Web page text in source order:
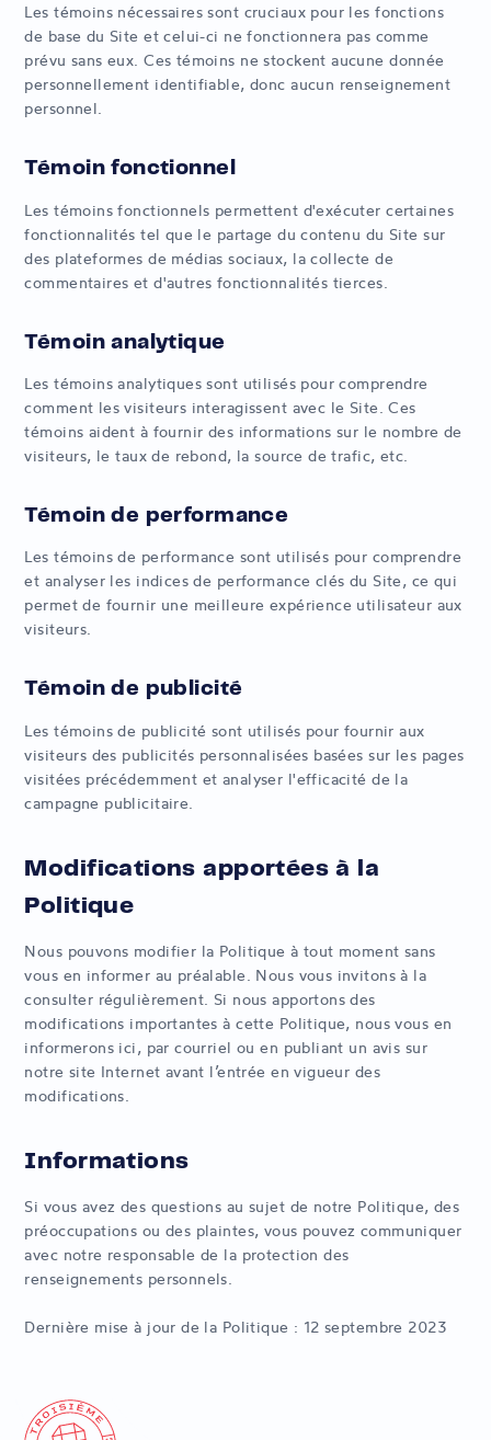
Les témoins nécessaires sont cruciaux pour les fonctions
de base du Site et celui-ci ne fonctionnera pas comme
prévu sans eux. Ces témoins ne stockent aucune donnée
personnellement identifiable, donc aucun renseignement
personnel.
Témoin fonctionnel
Les témoins fonctionnels permettent d'exécuter certaines
fonctionnalités tel que le partage du contenu du Site sur
des plateformes de médias sociaux, la collecte de
commentaires et d'autres fonctionnalités tierces.
Témoin analytique
Les témoins analytiques sont utilisés pour comprendre
comment les visiteurs interagissent avec le Site. Ces
témoins aident à fournir des informations sur le nombre de
visiteurs, le taux de rebond, la source de trafic, etc.
Témoin de performance
Les témoins de performance sont utilisés pour comprendre
et analyser les indices de performance clés du Site, ce qui
permet de fournir une meilleure expérience utilisateur aux
visiteurs.
Témoin de publicité
Les témoins de publicité sont utilisés pour fournir aux
visiteurs des publicités personnalisées basées sur les pages
visitées précédemment et analyser l'efficacité de la
campagne publicitaire.
Modifications apportées à la
Politique
Nous pouvons modifier la Politique à tout moment sans
vous en informer au préalable. Nous vous invitons à la
consulter régulièrement. Si nous apportons des
modifications importantes à cette Politique, nous vous en
informerons ici, par courriel ou en publiant un avis sur
notre site Internet avant l’entrée en vigueur des
modifications.
Informations
Si vous avez des questions au sujet de notre Politique, des
préoccupations ou des plaintes, vous pouvez communiquer
avec notre responsable de la protection des
renseignements personnels.
Dernière mise à jour de la Politique : 12 septembre 2023